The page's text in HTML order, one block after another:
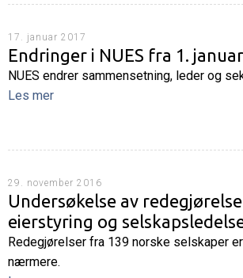
17. januar 2017
Endringer i NUES fra 1.
NUES endrer sammensetning, leder og
Les mer
29. november 2016
Undersøkelse av
eierstyring og
Redegjørelser fra 139 norske selskaper
nærmere.